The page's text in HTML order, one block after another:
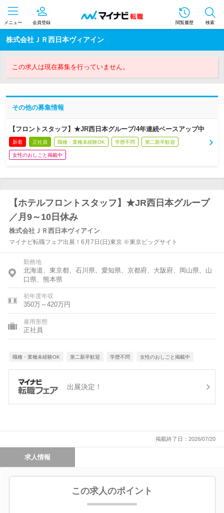
メニュー 会員登録 閲覧履歴 検索
株式会社ＪＲ西日本ヴィアイン
この求人は現在募集を行っていません。
その他の募集情報
【フロントスタッフ】★JR西日本グループ/4年連続ベースアップ中
新着 正社員 職種・業種未経験OK 学歴不問 第二新卒歓迎
女性のおしごと掲載中
【ホテルフロントスタッフ】★JR西日本グループ
／月9～10日休み
株式会社ＪＲ西日本ヴィアイン
マイナビ転職フェア出展！6月7日(日)東京 ※東京ビッグサイト
勤務地
北海道、東京都、石川県、愛知県、京都府、大阪府、岡山県、山
口県、熊本県
初年度年収
350万～420万円
雇用形態
正社員
職種・業種未経験OK 第二新卒歓迎 学歴不問 女性のおしごと掲載中
出展決定！
掲載終了日：2026/07/20
求人情報
この求人のポイント